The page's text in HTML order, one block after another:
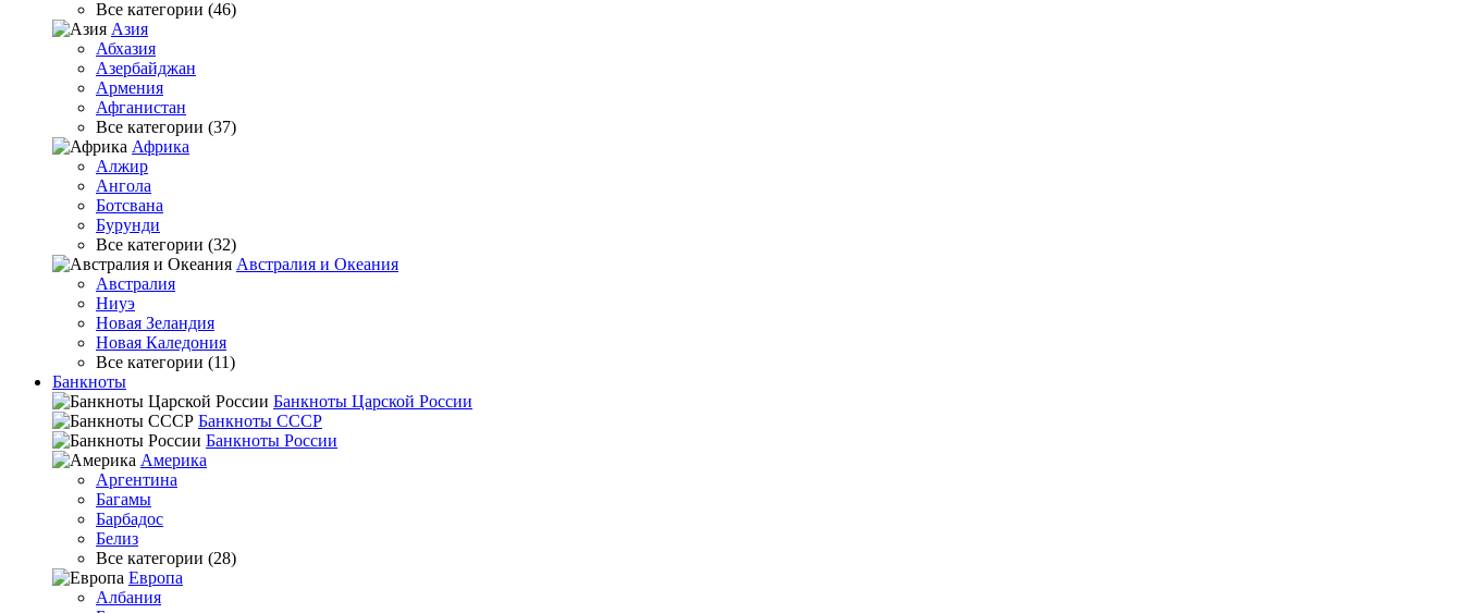
Все категории (46)
Азия
Абхазия
Азербайджан
Армения
Афганистан
Все категории (37)
Африка
Алжир
Ангола
Ботсвана
Бурунди
Все категории (32)
Австралия и Океания
Австралия
Ниуэ
Новая Зеландия
Новая Каледония
Все категории (11)
Банкноты
Банкноты Царской России
Банкноты СССР
Банкноты России
Америка
Аргентина
Багамы
Барбадос
Белиз
Все категории (28)
Европа
Албания